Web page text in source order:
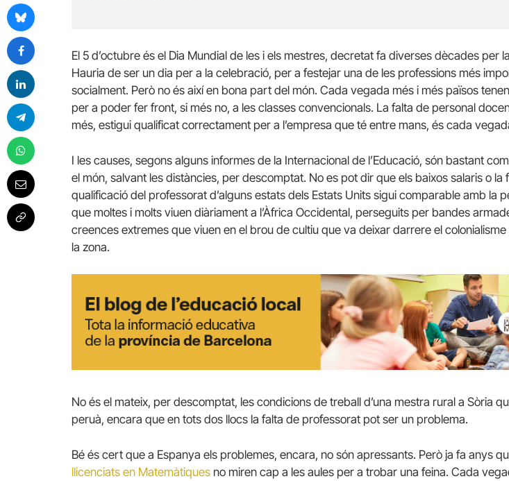
El 5 d’octubre és el Dia Mundial de les i els mestres, decretat fa diverses dècades per
Hauria de ser un dia per a la celebració, per a festejar una de les professions més
socialment. Però no és així en bona part del món. Cada vegada més i més països
per a poder fer front, si més no, a les classes convencionals. La falta de personal
més, estigui qualificat correctament per a l’empresa que té entre mans, és cada
I les causes, segons alguns informes de la Internacional de l’Educació, són bastant
el món, salvant les distàncies, per descomptat. No es pot dir que els baixos salaris o la
qualificació del professorat d’alguns estats dels Estats Units sigui comparable amb la
que moltes i molts viuen diàriament a l’Àfrica Occidental, perseguits per bandes
creences extremes que viuen en el brou de cultiu que va deixar darrere el
la zona.
No és el mateix, per descomptat, les condicions de treball d’una mestra rural a Sòria
peruà, encara que en tots dos llocs la falta de professorat pot ser un problema.
Bé és cert que a Espanya els problemes, encara, no són apressants. Però ja fa anys
llicenciats en Matemàtiques no miren cap a les aules per a trobar una feina. Cada